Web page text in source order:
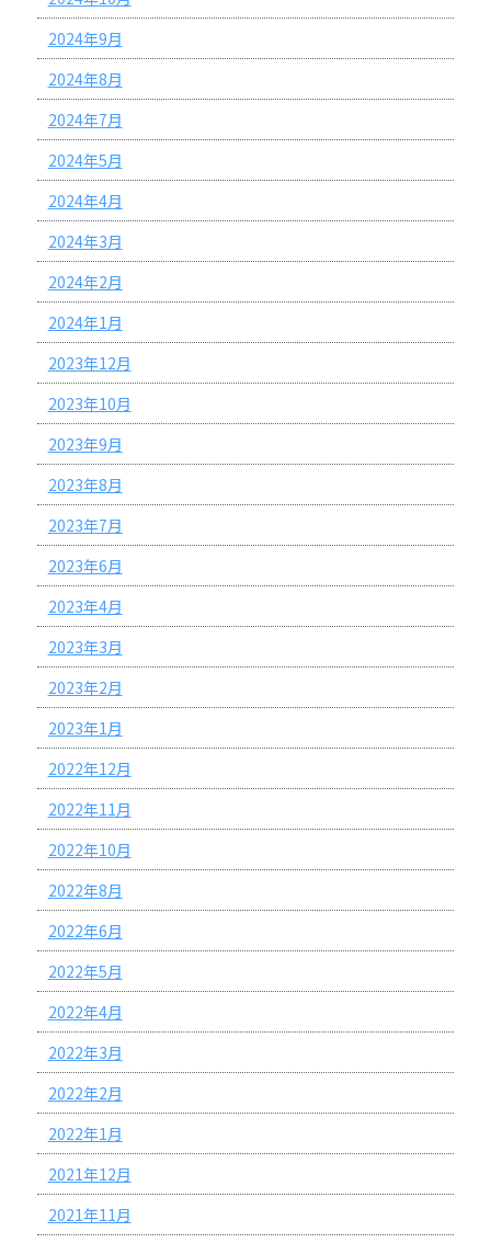
2024年9月
2024年8月
2024年7月
2024年5月
2024年4月
2024年3月
2024年2月
2024年1月
2023年12月
2023年10月
2023年9月
2023年8月
2023年7月
2023年6月
2023年4月
2023年3月
2023年2月
2023年1月
2022年12月
2022年11月
2022年10月
2022年8月
2022年6月
2022年5月
2022年4月
2022年3月
2022年2月
2022年1月
2021年12月
2021年11月